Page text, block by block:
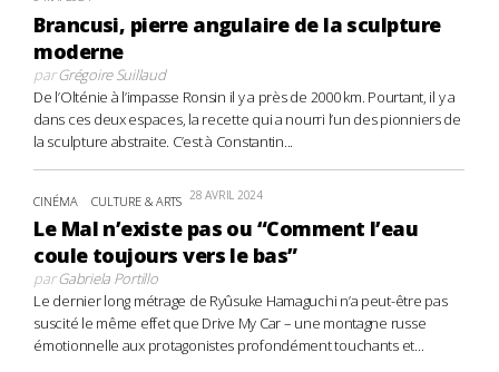
Brancusi, pierre angulaire de la sculpture
moderne
parGrégoire Suillaud
De l’Olténie à l’impasse Ronsin il y a près de 2000 km. Pourtant, il y a
dans ces deux espaces, la recette qui a nourri l’un des pionniers de
la sculpture abstraite. C’est à Constantin...
CINÉMA CULTURE & ARTS 28 AVRIL 2024
Le Mal n’existe pas ou “Comment l’eau
coule toujours vers le bas”
parGabriela Portillo
Le dernier long métrage de Ryûsuke Hamaguchi n’a peut-être pas
suscité le même effet que Drive My Car – une montagne russe
émotionnelle aux protagonistes profondément touchants et...